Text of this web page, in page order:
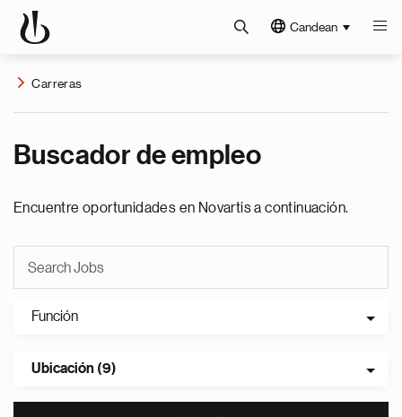
Candean
Carreras
Buscador de empleo
Encuentre oportunidades en Novartis a continuación.
Función
Ubicación (9)